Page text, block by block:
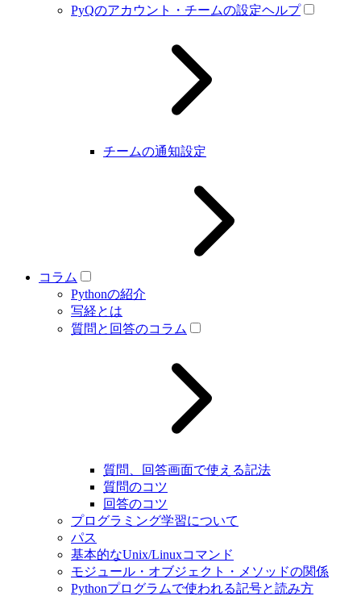
PyQのアカウント・チームの設定ヘルプ
チームの通知設定
コラム
Pythonの紹介
写経とは
質問と回答のコラム
質問、回答画面で使える記法
質問のコツ
回答のコツ
プログラミング学習について
パス
基本的なUnix/Linuxコマンド
モジュール・オブジェクト・メソッドの関係
Pythonプログラムで使われる記号と読み方